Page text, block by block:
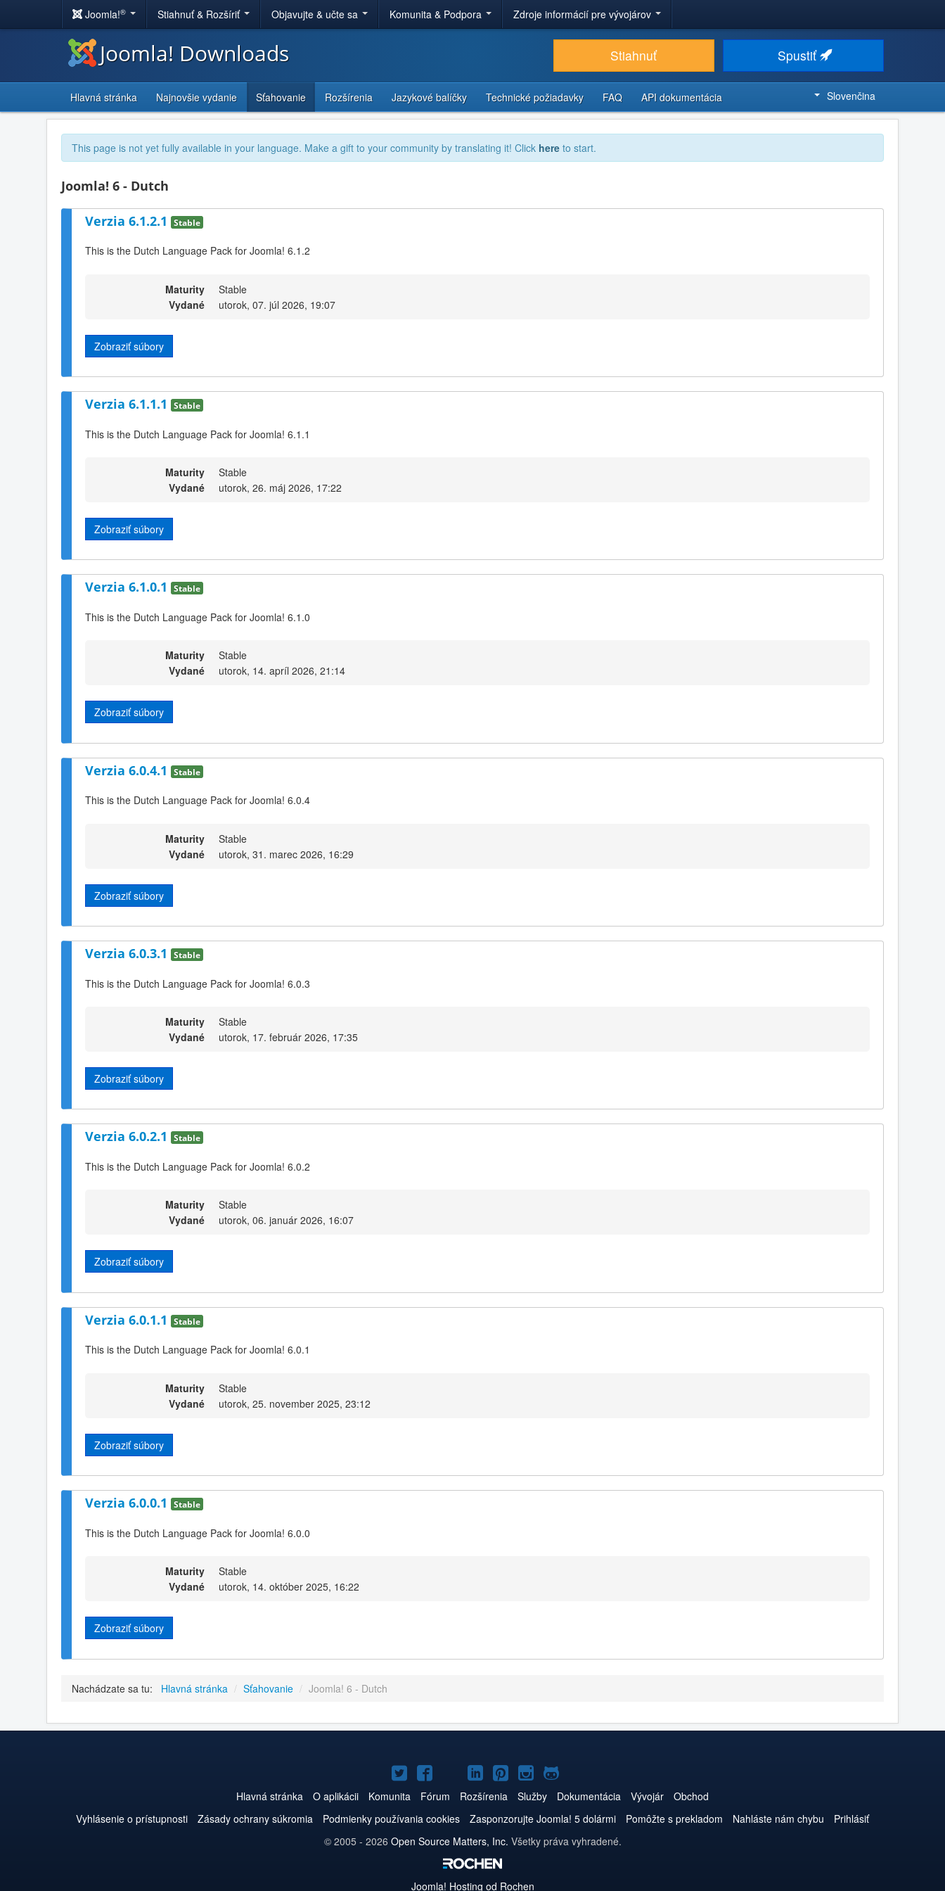
Joomla!® Stiahnuť & Rozšíriť Objavujte & učte sa Komunita & Podpora Zdroje informácií pre vývojárov
Joomla! Downloads Stiahnuť Spustiť
Hlavná stránka Najnovšie vydanie Sťahovanie Rozšírenia Jazykové balíčky Technické požiadavky FAQ API dokumentácia Slovenčina
This page is not yet fully available in your language. Make a gift to your community by translating it! Click here to start.
Joomla! 6 - Dutch
Verzia 6.1.2.1 Stable
This is the Dutch Language Pack for Joomla! 6.1.2
Maturity
Stable
Vydané
utorok, 07. júl 2026, 19:07
Zobraziť súbory
Verzia 6.1.1.1 Stable
This is the Dutch Language Pack for Joomla! 6.1.1
Maturity
Stable
Vydané
utorok, 26. máj 2026, 17:22
Zobraziť súbory
Verzia 6.1.0.1 Stable
This is the Dutch Language Pack for Joomla! 6.1.0
Maturity
Stable
Vydané
utorok, 14. apríl 2026, 21:14
Zobraziť súbory
Verzia 6.0.4.1 Stable
This is the Dutch Language Pack for Joomla! 6.0.4
Maturity
Stable
Vydané
utorok, 31. marec 2026, 16:29
Zobraziť súbory
Verzia 6.0.3.1 Stable
This is the Dutch Language Pack for Joomla! 6.0.3
Maturity
Stable
Vydané
utorok, 17. február 2026, 17:35
Zobraziť súbory
Verzia 6.0.2.1 Stable
This is the Dutch Language Pack for Joomla! 6.0.2
Maturity
Stable
Vydané
utorok, 06. január 2026, 16:07
Zobraziť súbory
Verzia 6.0.1.1 Stable
This is the Dutch Language Pack for Joomla! 6.0.1
Maturity
Stable
Vydané
utorok, 25. november 2025, 23:12
Zobraziť súbory
Verzia 6.0.0.1 Stable
This is the Dutch Language Pack for Joomla! 6.0.0
Maturity
Stable
Vydané
utorok, 14. október 2025, 16:22
Zobraziť súbory
Nachádzate sa tu: Hlavná stránka / Sťahovanie / Joomla! 6 - Dutch
Joomla!
na
Twitteri
Joomla!
na
Facebooku
Joomla!
na
YouTube
Joomla!
na
LinkedIn
Joomla!
na
Pinterest
Joomla!
na
Instagrame
Joomla!
na
GitHub
Hlavná stránka O aplikácii Komunita Fórum Rozšírenia Služby Dokumentácia Vývojár
Obchod
Vyhlásenie o prístupnosti
Zásady ochrany súkromia Podmienky používania cookies Zasponzorujte Joomla! 5 dolármi Pomôžte s prekladom Nahláste nám chybu
Prihlásiť
© 2005 - 2026 Open Source Matters, Inc. Všetky práva vyhradené.
Joomla! Hosting od Rochen